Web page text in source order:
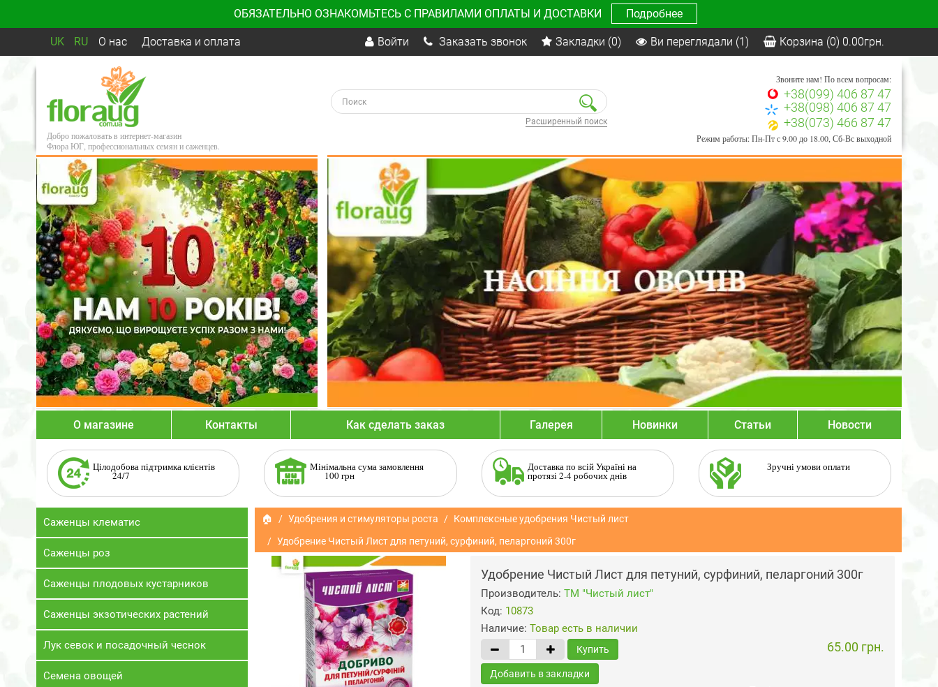
ОБЯЗАТЕЛЬНО ОЗНАКОМЬТЕСЬ С ПРАВИЛАМИ ОПЛАТЫ И ДОСТАВКИ Подробнее
UK RU О нас Доставка и оплата Войти Заказать звонок Закладки (0) Ви переглядали (1) Корзина (0) 0.00грн.
Добро пожаловать в интернет-магазин
Флора ЮГ, профессиональных семян и саженцев.
Расширенный поиск
Звоните нам! По всем вопросам:
+38(099) 406 87 47
+38(098) 406 87 47
+38(073) 466 87 47
Режим работы: Пн-Пт с 9.00 до 18.00, Сб-Вс выходной
О магазине Контакты Как сделать заказ Галерея Новинки Статьи Новости
Цілодобова підтримка клієнтів
24/7
Мінімальна сума замовлення
100 грн
Доставка по всій Україні на
протязі 2-4 робочих днів
Зручні умови оплати
Саженцы клематис
Саженцы роз
Саженцы плодовых кустарников
Саженцы экзотических растений
Лук севок и посадочный чеснок
Семена овощей
🏠 Удобрения и стимуляторы роста
Комплексные удобрения Чистый лист
Удобрение Чистый Лист для петуний, сурфиний, пеларгоний 300г
Удобрение Чистый Лист для петуний, сурфиний, пеларгоний 300г
Производитель: ТМ "Чистый лист"
Код: 10873
Наличие: Товар есть в наличии
Купить 65.00 грн.
Добавить в закладки